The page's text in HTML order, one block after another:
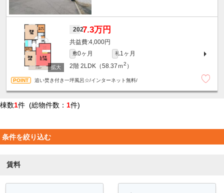
2027.3万円
4,000円
敷0ヶ月 礼1ヶ月
2階 2LDK（58.37ｍ2 ）
追い焚き付き一坪風呂☆/インターネット無料/
棟数1件 (総物件数： 1件)
条件を絞り込む
賃料